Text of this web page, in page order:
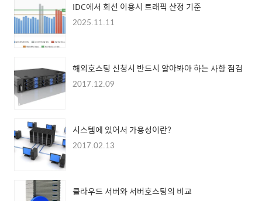
IDC에서 회선 이용시 트래픽 산정 기준
2025.11.11
해외호스팅 신청시 반드시 알아봐야 하는 사항 점검
2017.12.09
시스템에 있어서 가용성이란?
2017.02.13
클라우드 서버와 서버호스팅의 비교